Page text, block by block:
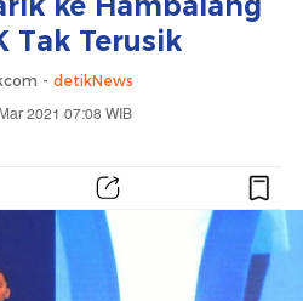
Tak Terusik
- detikNews
2021 07:08 WIB